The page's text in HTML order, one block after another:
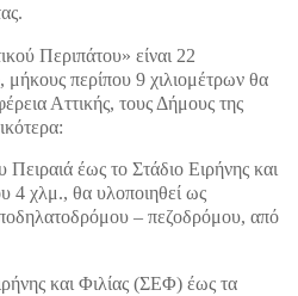
Περιπάτου» είναι 22
περίπου 9 χιλιομέτρων θα
Αττικής, τους Δήμους της
έως το Στάδιο Ειρήνης και
4 χλμ., θα υλοποιηθεί ως
– πεζοδρόμου, από
και Φιλίας (ΣΕΦ) έως τα